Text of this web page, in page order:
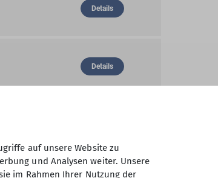
Details
Details
auf unsere Website zu
und Analysen weiter. Unsere
im Rahmen Ihrer Nutzung der